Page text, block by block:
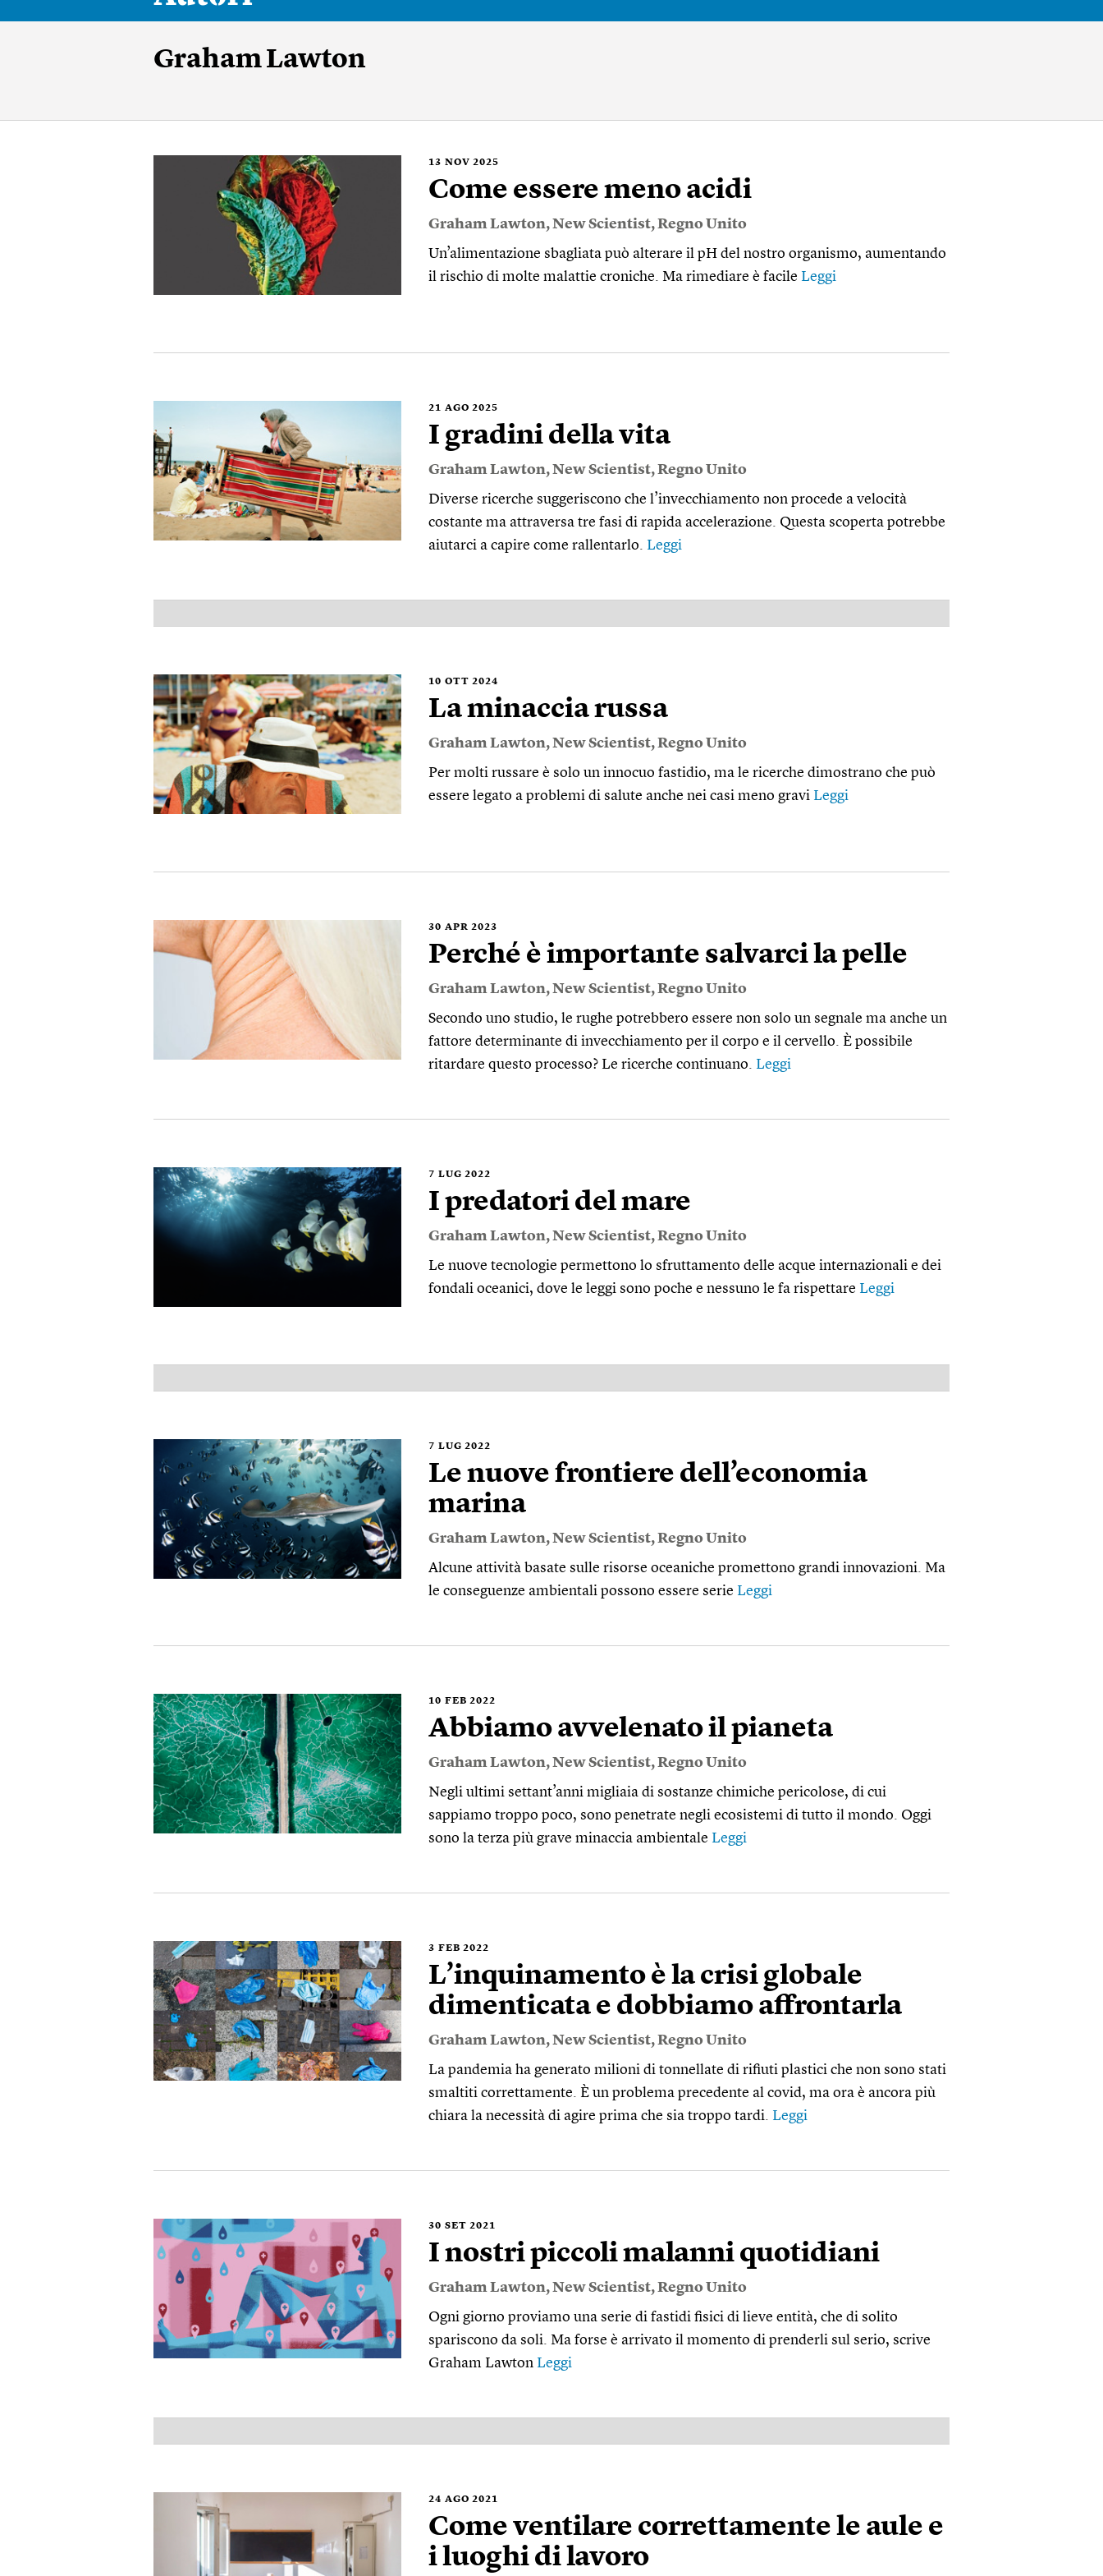
Graham Lawton
13 NOV 2025
Come essere meno acidi
Graham Lawton,New Scientist,Regno Unito
Un’alimentazione sbagliata può alterare il pH del nostro organismo, aumentando
il rischio di molte malattie croniche. Ma rimediare è facile Leggi
21 AGO 2025
I gradini della vita
Graham Lawton,New Scientist,Regno Unito
Diverse ricerche suggeriscono che l’invecchiamento non procede a velocità
costante ma attraversa tre fasi di rapida accelerazione. Questa scoperta potrebbe
aiutarci a capire come rallentarlo. Leggi
10 OTT 2024
La minaccia russa
Graham Lawton,New Scientist,Regno Unito
Per molti russare è solo un innocuo fastidio, ma le ricerche dimostrano che può
essere legato a problemi di salute anche nei casi meno gravi Leggi
30 APR 2023
Perché è importante salvarci la pelle
Graham Lawton,New Scientist,Regno Unito
Secondo uno studio, le rughe potrebbero essere non solo un segnale ma anche un
fattore determinante di invecchiamento per il corpo e il cervello. È possibile
ritardare questo processo? Le ricerche continuano. Leggi
7 LUG 2022
I predatori del mare
Graham Lawton,New Scientist,Regno Unito
Le nuove tecnologie permettono lo sfruttamento delle acque internazionali e dei
fondali oceanici, dove le leggi sono poche e nessuno le fa rispettare Leggi
7 LUG 2022
Le nuove frontiere dell’economia
marina
Graham Lawton,New Scientist,Regno Unito
Alcune attività basate sulle risorse oceaniche promettono grandi innovazioni. Ma
le conseguenze ambientali possono essere serie Leggi
10 FEB 2022
Abbiamo avvelenato il pianeta
Graham Lawton,New Scientist,Regno Unito
Negli ultimi settant’anni migliaia di sostanze chimiche pericolose, di cui
sappiamo troppo poco, sono penetrate negli ecosistemi di tutto il mondo. Oggi
sono la terza più grave minaccia ambientale Leggi
3 FEB 2022
L’inquinamento è la crisi globale
dimenticata e dobbiamo affrontarla
Graham Lawton,New Scientist,Regno Unito
La pandemia ha generato milioni di tonnellate di rifiuti plastici che non sono stati
smaltiti correttamente. È un problema precedente al covid, ma ora è ancora più
chiara la necessità di agire prima che sia troppo tardi. Leggi
30 SET 2021
I nostri piccoli malanni quotidiani
Graham Lawton,New Scientist,Regno Unito
Ogni giorno proviamo una serie di fastidi fisici di lieve entità, che di solito
spariscono da soli. Ma forse è arrivato il momento di prenderli sul serio, scrive
Graham Lawton Leggi
24 AGO 2021
Come ventilare correttamente le aule e
i luoghi di lavoro